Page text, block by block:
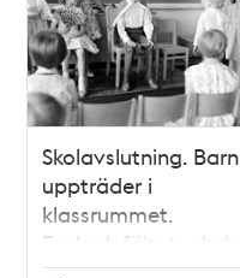
Skolavslutning. Barn
uppträder i
klassrummet.
Enskedefältets skola